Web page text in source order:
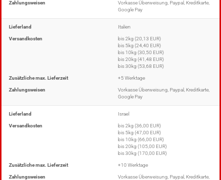
Zahlungsweisen
Vorkasse Überweisung, Paypal, Kreditkarte,
Google Pay
Lieferland Italien
Versandkosten
bis 2kg (20,13 EUR)
bis 5kg (24,40 EUR)
bis 10kg (30,50 EUR)
bis 20kg (41,48 EUR)
bis 30kg (53,68 EUR)
Zusätzliche max. Lieferzeit +5 Werktage
Zahlungsweisen
Vorkasse Überweisung, Paypal, Kreditkarte,
Google Pay
Lieferland Israel
Versandkosten
bis 2kg (36,00 EUR)
bis 5kg (47,00 EUR)
bis 10kg (66,00 EUR)
bis 20kg (105,00 EUR)
bis 30kg (170,00 EUR)
Zusätzliche max. Lieferzeit +10 Werktage
Zahlungsweisen
Vorkasse Überweisung, Paypal, Kreditkarte,